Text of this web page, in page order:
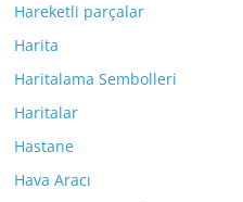
Hareketli parçalar
Harita
Haritalama Sembolleri
Haritalar
Hastane
Hava Aracı